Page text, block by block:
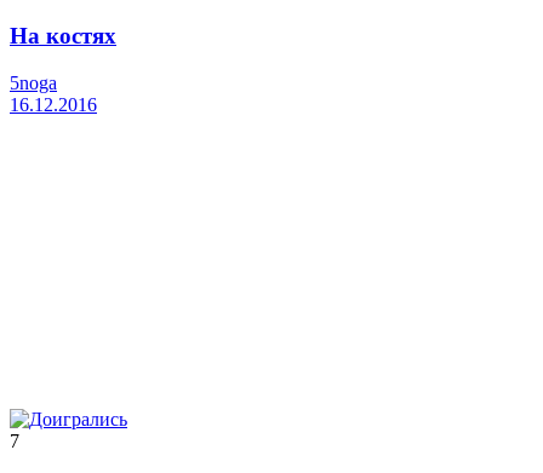
На костях
5noga
16.12.2016
7